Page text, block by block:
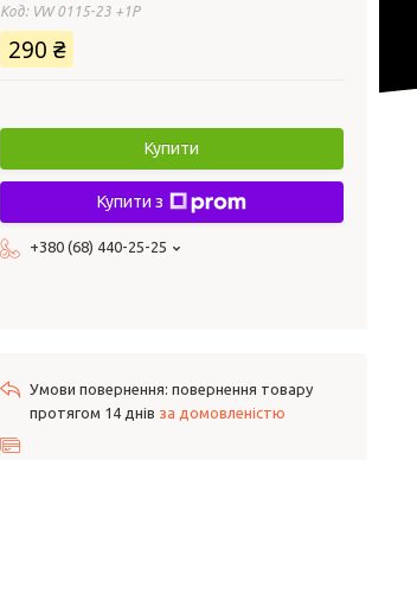
Код: VW 0115-23 +1P
290 ₴
Купити
Купити з
+380 (68) 440-25-25
повернення товару
протягом 14 днів за домовленістю